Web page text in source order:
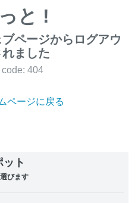
と !
ブページからログアウ
れました
code: 404
ページに戻る
ト
びます